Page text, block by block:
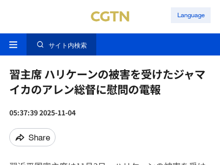
Language
サイト内検索
習主席 ハリケーンの被害を受けたジャマ
イカのアレン総督に慰問の電報
05:37:39 2025-11-04
Share